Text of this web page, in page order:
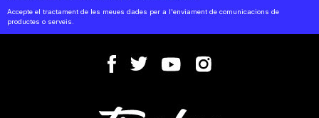
Accepte el tractament de les meues dades per a l'enviament de comunicacions de
productes o serveis.